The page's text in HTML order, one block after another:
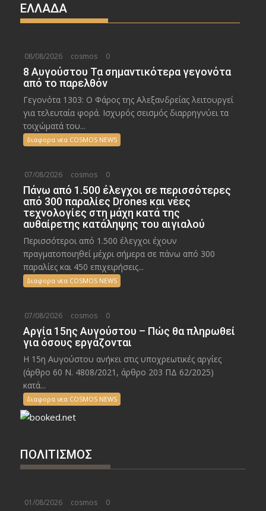
ΕΛΛΑΔΑ
08/08/2026 cosmos 0
8 Αυγούστου Τα σημαντικότερα γεγονότα
από το παρελθόν
Γεγονότα 1303: Ο Φάρος της Αλεξανδρείας λειτουργεί
για τελευταία φορά. Ισχυρός σεισμός διαρρηγνύει τα
τοιχώματά του...
διαφορα νεα COSMOS NEWS
07/08/2026 cosmos 0
Πάνω από 1.500 έλεγχοι σε περισσότερες
από 300 παραλίες Drones και νέες
τεχνολογίες στη μάχη κατά της
αυθαίρετης κατάληψης του αιγιαλού
Περισσότεροι από 1.500 έλεγχοι έχουν
πραγματοποιηθεί μέχρι σήμερα σε πάνω από 300
παραλίες και 450 επιχειρήσεις...
διαφορα νεα COSMOS NEWS
07/08/2026 cosmos 0
Αργία 15ης Αυγούστου – Πώς θα πληρωθεί
για όσους εργάζονται
Η 15η Αυγούστου ανήκει στις υποχρεωτικές αργίες
(άρθρο 60 Ν. 4808/2021, άρθρο 203 ΠΔ 62/2025)
κατά...
διαφορα νεα COSMOS NEWS
ΠΟΛΙΤΙΣΜΟΣ
01/08/2026 cosmos 0